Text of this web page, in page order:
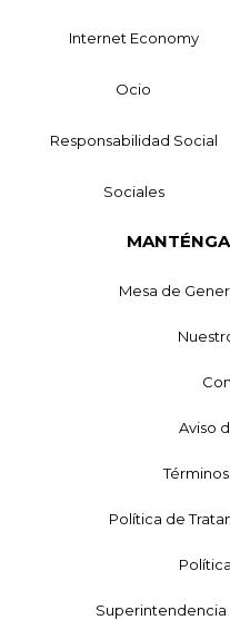
Internet Economy
Ocio
Responsabilidad Social
Sociales
Mesa de
Aviso
Política de
Superintendencia